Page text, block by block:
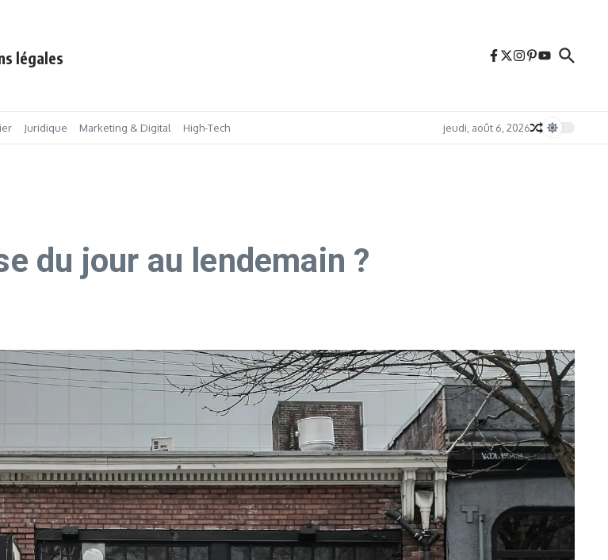
légales
Juridique Marketing & Digital High-Tech jeudi, août 6, 2026
du jour au lendemain ?